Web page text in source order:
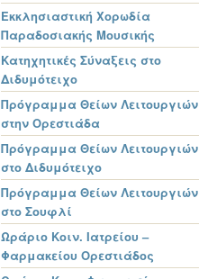
Εκκλησιαστική Χορωδία
Παραδοσιακής Μουσικής
Κατηχητικές Σύναξεις στο
Διδυμότειχο
Πρόγραμμα Θείων Λειτουργιών
στην Ορεστιάδα
Πρόγραμμα Θείων Λειτουργιών
στο Διδυμότειχο
Πρόγραμμα Θείων Λειτουργιών
στο Σουφλί
Ωράριο Κοιν. Ιατρείου –
Φαρμακείου Ορεστιάδος